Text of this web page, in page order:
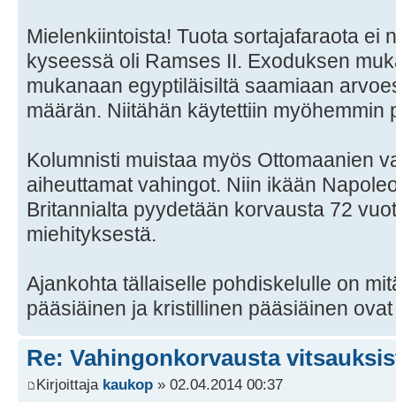
Mielenkiintoista! Tuota sortajafaraota ei
kyseessä oli Ramses II. Exoduksen
mukanaan egyptiläisiltä saamiaan
määrän. Niitähän käytettiin
Kolumnisti muistaa myös Ottomaanien
aiheuttamat vahingot. Niin ikään
Britannialta pyydetään korvausta 72
miehityksestä.
Ajankohta tällaiselle pohdiskelulle on
pääsiäinen ja kristillinen pääsiäinen
Re: Vahingonkorvausta
Kirjoittaja kaukop » 02.04.2014 00:37